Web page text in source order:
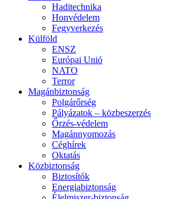
Haditechnika
Honvédelem
Fegyverkezés
Külföld
ENSZ
Európai Unió
NATO
Terror
Magánbiztonság
Polgárőrség
Pályázatok – közbeszerzés
Őrzés-védelem
Magánnyomozás
Céghírek
Oktatás
Közbiztonság
Biztosítók
Energiabiztonság